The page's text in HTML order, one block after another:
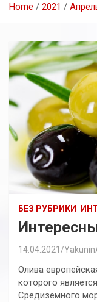
Home 2021
БЕЗ РУБРИКИ
14.04.2021
Олива
которого
Средиземного